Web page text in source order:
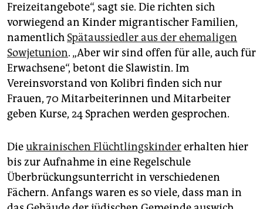
Freizeitangebote“, sagt sie. Die richten sich
vorwiegend an Kinder migrantischer Familien,
namentlich Spätaussiedler aus der ehemaligen
Sowjetunion. „Aber wir sind offen für alle, auch für
Erwachsene“, betont die Slawistin. Im
Vereinsvorstand von Kolibri finden sich nur
Frauen, 70 Mitarbeiterinnen und Mitarbeiter
geben Kurse, 24 Sprachen werden gesprochen.
Dieukrainischen Flüchtlingskindererhalten hier
bis zur Aufnahme in eine Regelschule
Überbrückungsunterricht in verschiedenen
Fächern. Anfangs waren es so viele, dass man in